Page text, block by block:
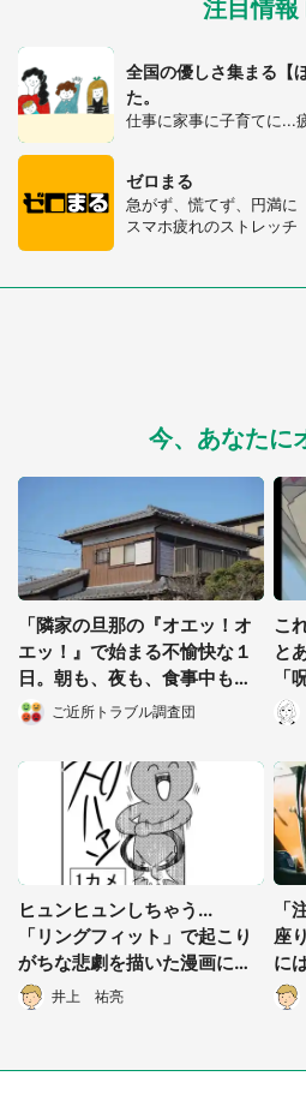
都道府
注目情報
全国の優しさ集まる【
た。
仕事に家事に子育てに...
ゼロまる
急がず、慌てず、円満に
スマホ疲れのストレッチ
今、あなたに
「隣家の旦那の『オエッ！オ
エッ！』で始まる不愉快な１
日。朝も、夜も、食事中も、
吐くような音が鳴り響い
て...」（都道府県・年齢性別
不詳）
ご近所トラブル調査団
こ
と
「
ら
ヒュンヒュンしちゃう...
「リングフィット」で起こり
がちな悲劇を描いた漫画に
「息子が立ち上がれない」
井上 祐亮
「
座
に
逆